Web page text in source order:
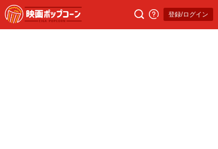
登録/ログイン